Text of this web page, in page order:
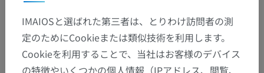
IMAIOSと選ばれた第三者は、とりわけ訪問者の測
定のためにCookieまたは類似技術を利用します。
Cookieを利用することで、当社はお客様のデバイス